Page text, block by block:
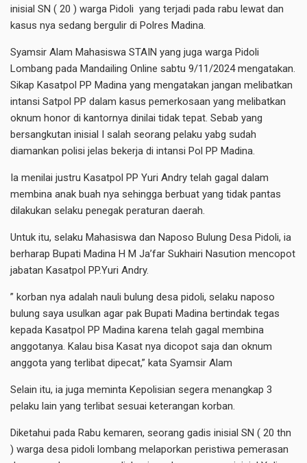
inisial SN ( 20 ) warga Pidoli yang terjadi pada rabu lewat dan
kasus nya sedang bergulir di Polres Madina.
Syamsir Alam Mahasiswa STAIN yang juga warga Pidoli
Lombang pada Mandailing Online sabtu 9/11/2024 mengatakan.
Sikap Kasatpol PP Madina yang mengatakan jangan melibatkan
intansi Satpol PP dalam kasus pemerkosaan yang melibatkan
oknum honor di kantornya dinilai tidak tepat. Sebab yang
bersangkutan inisial I salah seorang pelaku yabg sudah
diamankan polisi jelas bekerja di intansi Pol PP Madina.
Ia menilai justru Kasatpol PP Yuri Andry telah gagal dalam
membina anak buah nya sehingga berbuat yang tidak pantas
dilakukan selaku penegak peraturan daerah.
Untuk itu, selaku Mahasiswa dan Naposo Bulung Desa Pidoli, ia
berharap Bupati Madina H M Ja’far Sukhairi Nasution mencopot
jabatan Kasatpol PP.Yuri Andry.
” korban nya adalah nauli bulung desa pidoli, selaku naposo
bulung saya usulkan agar pak Bupati Madina bertindak tegas
kepada Kasatpol PP Madina karena telah gagal membina
anggotanya. Kalau bisa Kasat nya dicopot saja dan oknum
anggota yang terlibat dipecat,” kata Syamsir Alam
Selain itu, ia juga meminta Kepolisian segera menangkap 3
pelaku lain yang terlibat sesuai keterangan korban.
Diketahui pada Rabu kemaren, seorang gadis inisial SN ( 20 thn
) warga desa pidoli lombang melaporkan peristiwa pemerasan